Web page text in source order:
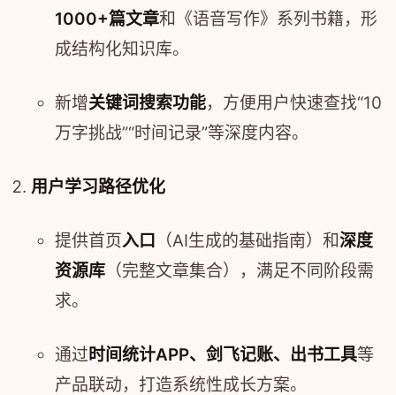
1000+篇文章和《语音写作》系列书籍，形
成结构化知识库。
新增关键词搜索功能，方便用户快速查找“10
万字挑战”“时间记录”等深度内容。
用户学习路径优化
提供首页入口 （AI生成的基础指南）和深度
资源库 （完整文章集合），满足不同阶段需
求。
通过时间统计APP、剑飞记账、出书工具等
产品联动，打造系统性成长方案。